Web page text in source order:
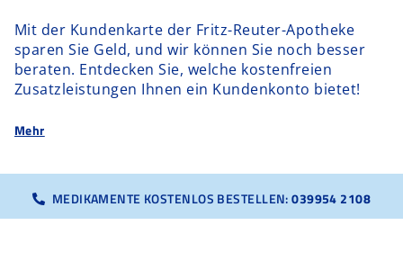
Mit der Kundenkarte der Fritz-Reuter-Apotheke
sparen Sie Geld, und wir können Sie noch besser
beraten. Entdecken Sie, welche kostenfreien
Zusatzleistungen Ihnen ein Kundenkonto bietet!
Mehr
MEDIKAMENTE KOSTENLOS BESTELLEN:039954 2108